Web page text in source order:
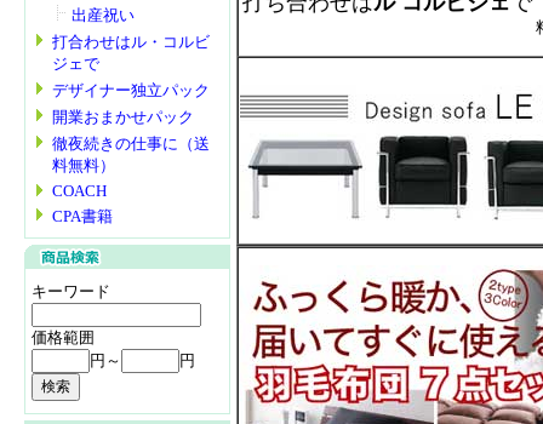
出産祝い
打合わせはル・コルビ
ジェで
デザイナー独立パック
開業おまかせパック
徹夜続きの仕事に（送
料無料）
COACH
CPA書籍
キーワード
価格範囲
円～
円